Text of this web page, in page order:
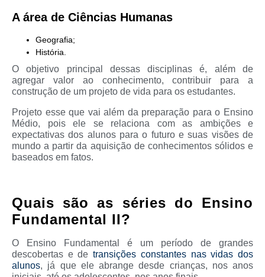
A área de Ciências Humanas
Geografia;
História.
O objetivo principal dessas disciplinas é, além de
agregar valor ao conhecimento, contribuir para a
construção de um projeto de vida para os estudantes.
Projeto esse que vai além da preparação para o Ensino
Médio, pois ele se relaciona com as ambições e
expectativas dos alunos para o futuro e suas visões de
mundo a partir da aquisição de conhecimentos sólidos e
baseados em fatos.
Quais são as séries do Ensino
Fundamental II?
O Ensino Fundamental é um período de grandes
descobertas e detransições constantes nas vidas dos
alunos, já que ele abrange desde crianças, nos anos